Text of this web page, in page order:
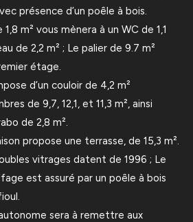
présence d’un poêle à bois.
m² vous mènera à un WC de 1,1
de 2,2 m² ; Le palier de 9.7 m²
étage.
d’un couloir de 4,2 m²
de 9,7, 12,1, et 11,3 m², ainsi
de 2,8 m².
propose une terrasse, de 15,3 m².
vitrages datent de 1996 ; Le
est assuré par un poêle à bois
sera à remettre aux